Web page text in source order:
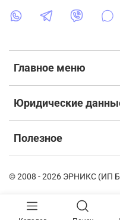
Главное меню
Юридические
Полезное
© 2008 - 2026 ЭРНИКС (ИП